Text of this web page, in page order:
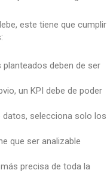
este tiene que cumplir
planteados deben de ser
un KPI debe de poder
datos, selecciona solo los
que ser analizable
precisa de toda la